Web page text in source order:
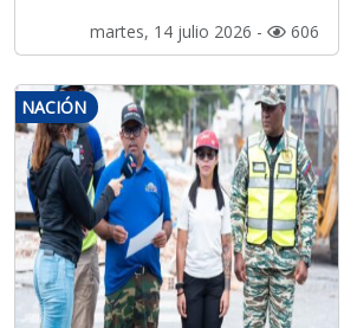
martes, 14 julio 2026 - 606
NACIÓN